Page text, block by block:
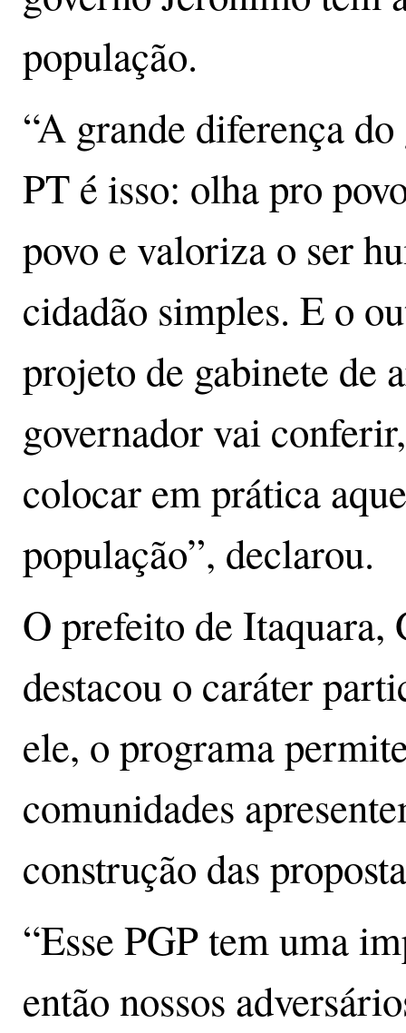
população.
“A grande diferença
PT é isso: olha pro
povo e valoriza o ser
cidadão simples. E o
projeto de gabinete de
governador vai
colocar em prática
população”, declarou.
O prefeito de Itaquara,
destacou o caráter
ele, o programa
comunidades
construção das
“Esse PGP tem uma
então nossos